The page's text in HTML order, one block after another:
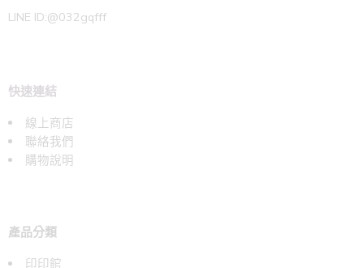
LINE ID:@032gqfff
快速連結
線上商店
聯絡我們
購物說明
產品分類
印印館